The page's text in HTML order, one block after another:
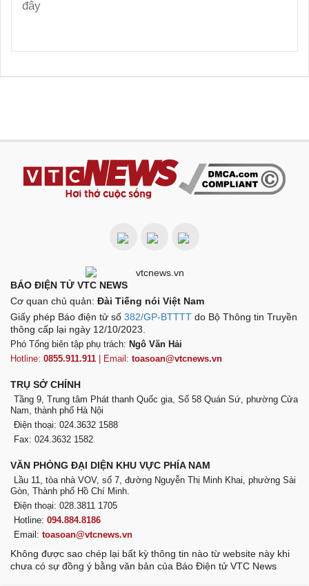
BÁO ĐIỆN TỬ VTC NEWS
Cơ quan chủ quản: Đài Tiếng nói Việt Nam
Giấy phép Báo điện tử số 382/GP-BTTTT do Bộ Thông tin Truyền
thông cấp lại ngày 12/10/2023.
Phó Tổng biên tập phụ trách: Ngô Văn Hải
Hotline: 0855.911.911 | Email: toasoan@vtcnews.vn
TRỤ SỞ CHÍNH
Tầng 9, Trung tâm Phát thanh Quốc gia, Số 58 Quán Sứ, phường Cửa
Nam, thành phố Hà Nội
Điện thoại: 024.3632 1588
Fax: 024.3632 1582
VĂN PHÒNG ĐẠI DIỆN KHU VỰC PHÍA NAM
Lầu 11, tòa nhà VOV, số 7, đường Nguyễn Thị Minh Khai, phường Sài
Gòn, Thành phố Hồ Chí Minh.
Điện thoại: 028.3811 1705
Hotline: 094.884.8186
Email: toasoan@vtcnews.vn
Không được sao chép lại bất kỳ thông tin nào từ website này khi
chưa có sự đồng ý bằng văn bản của Báo Điện tử VTC News